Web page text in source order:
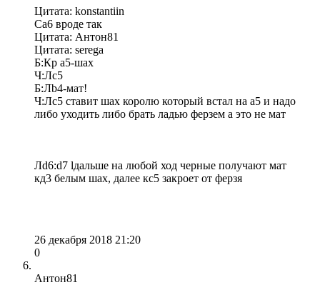
Цитата: konstantiin
Ca6 вроде так
Цитата: Антон81
Цитата: serega
Б:Кр а5-шах
Ч:Лс5
Б:Лb4-мат!
Ч:Лс5 ставит шах королю который встал на а5 и надо
либо уходить либо брать ладью ферзем а это не мат
Лd6:d7 lдальше на любой ход черные получают мат
кд3 белым шах, далее кс5 закроет от ферзя
26 декабря 2018 21:20
0
Антон81